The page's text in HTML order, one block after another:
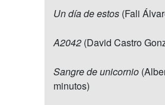
Un día de estos (Fali
A2042 (David Castro
Sangre de unicornio
minutos)